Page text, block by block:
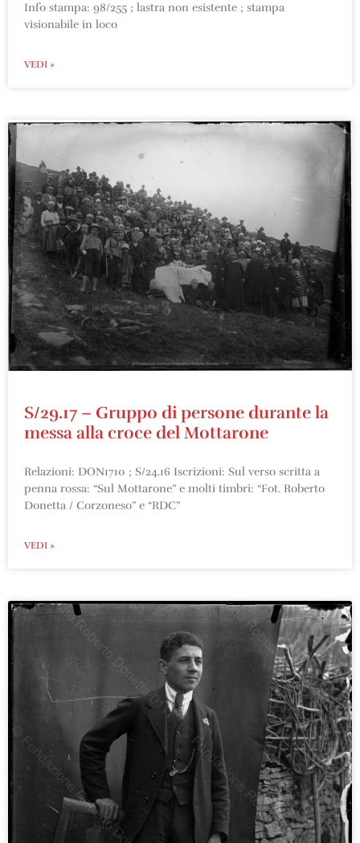
Info stampa: 98/255 ; lastra non esistente ; stampa
visionabile in loco
VEDI »
S/29.17 – Gruppo di persone durante la
messa alla croce del Mottarone
Relazioni: DON1710 ; S/24.16 Iscrizioni: Sul verso scritta a
penna rossa: “Sul Mottarone” e molti timbri: “Fot. Roberto
Donetta / Corzoneso” e “RDC”
VEDI »